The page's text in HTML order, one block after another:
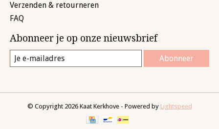
Verzenden & retourneren
FAQ
Abonneer je op onze nieuwsbrief
Abonneer
© Copyright 2026 Kaat Kerkhove - Powered by Lightspeed